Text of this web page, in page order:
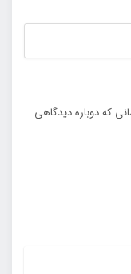
که دوباره دیدگاهی